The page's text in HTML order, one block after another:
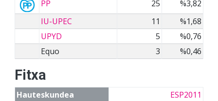
PP
25
%3,82
IU-UPEC
11
%1,68
UPYD
5
%0,76
Equo
3 %0,46
Fitxa
Hauteskundea
ESP2011